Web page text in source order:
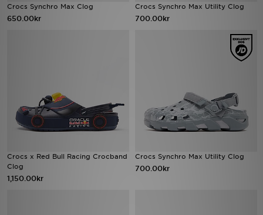
Crocs Synchro Max Clog
650.00kr
Crocs Synchro Max Utility Clog
700.00kr
Crocs x Red Bull Racing Crocband
Clog
1,150.00kr
Crocs Synchro Max Utility Clog
700.00kr